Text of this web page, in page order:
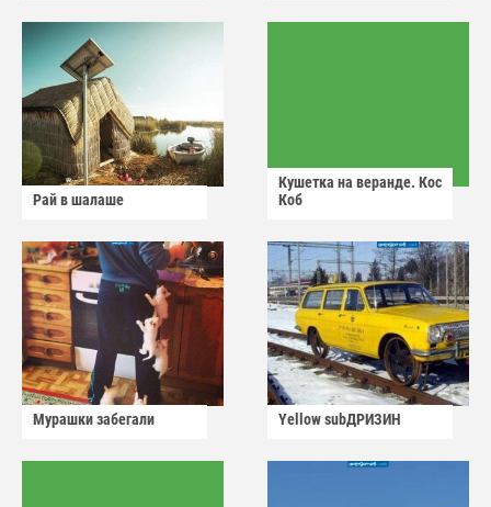
Рай в шалаше
Кушетка на веранде. Кос
Коб
Мурашки забегали Yellow subДРИЗИН